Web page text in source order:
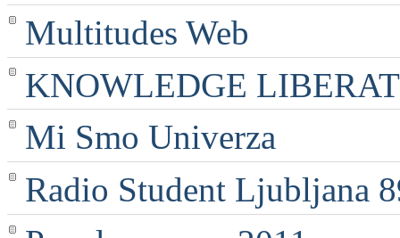
Multitudes Web
KNOWLEDGE
Mi Smo Univerza
Radio Student Ljubljana